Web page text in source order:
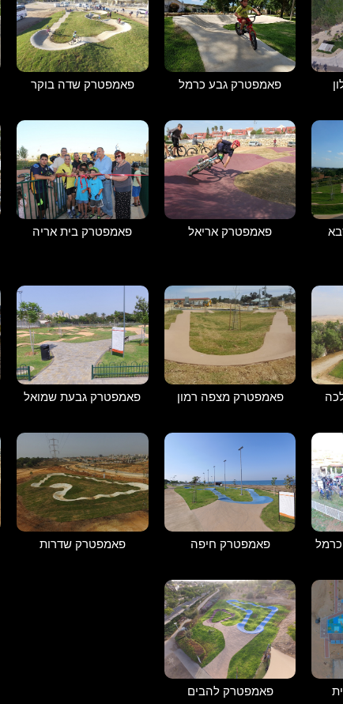
פאמפטרק גבע כרמל פאמפטרק שדה בוקר
פאמפטרק אריאל פאמפטרק בית אריה
פאמפטרק מצפה רמון פאמפטרק גבעת שמואל
פאמפטרק חיפה פאמפטרק שדרות
פאמפטרק להבים